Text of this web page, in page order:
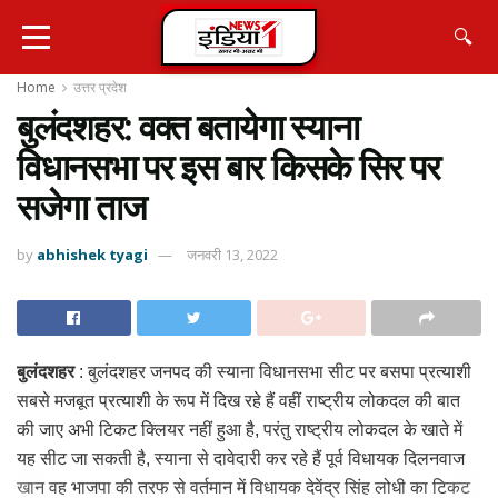
🔍
Home उत्तर प्रदेश
बुलंदशहर: वक्त बतायेगा स्याना
विधानसभा पर इस बार किसके सिर पर
सजेगा ताज
by abhishek tyagi जनवरी 13, 2022
बुलंदशहर: बुलंदशहर जनपद की स्याना विधानसभा सीट पर बसपा प्रत्याशी
सबसे मजबूत प्रत्याशी के रूप में दिख रहे हैं वहीं राष्ट्रीय लोकदल की बात
की जाए अभी टिकट क्लियर नहीं हुआ है, परंतु राष्ट्रीय लोकदल के खाते में
यह सीट जा सकती है, स्याना से दावेदारी कर रहे हैं पूर्व विधायक दिलनवाज
खान वह भाजपा की तरफ से वर्तमान में विधायक देवेंद्र सिंह लोधी का टिकट